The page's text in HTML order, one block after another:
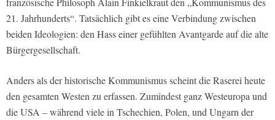
21. Jahrhunderts“. Tatsächlich gibt es eine Verbindung zwischen
beiden Ideologien: den Hass einer gefühlten Avantgarde auf die alte
Bürgergesellschaft.
Anders als der historische Kommunismus scheint die Raserei heute
den gesamten Westen zu erfassen. Zumindest ganz Westeuropa und
die USA – während viele in Tschechien, Polen, und Ungarn der